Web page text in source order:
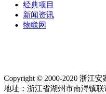
经典项目
新闻资讯
物联网
Copyright © 2000-2020 浙江
地址：浙江省湖州市南浔镇联